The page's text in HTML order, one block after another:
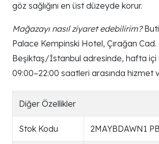
göz sağlığını en üst düzeyde korur.
Mağazayı nasıl ziyaret edebilirim?
Palace Kempinski Hotel, Çırağan Cad.
Beşiktaş/İstanbul adresinde, hafta içi
09:00–22:00 saatleri arasında hizmet
Diğer Özellikler
Stok Kodu 2MAYBDAWN1